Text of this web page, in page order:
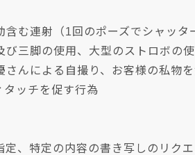
む連射（1回のポーズでシャッ
三脚の使用、大型のストロボの
んによる自撮り、お客様の私物
タッチを促す行為
、特定の内容の書き写しのリク